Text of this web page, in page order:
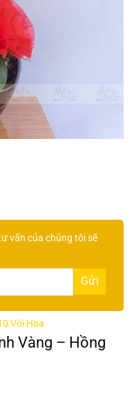
vấn của chúng tôi sẽ
Vòi Hoa
Vàng – Hồng